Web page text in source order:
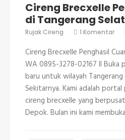
Cireng Brecxelle
di Tangerang
Rujak Cireng 1 Komentar
di
Cireng Brecxelle Penghasil
WA 0895-3278-02167 II Buka
baru untuk wilayah
Sekitarnya. Kami adalah
cireng brecxelle yang
Depok. Bulan ini kami